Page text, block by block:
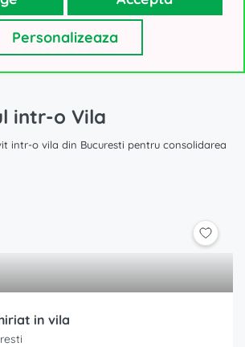
de birouri de inchiriat din Bucuresti
(284 oferte)
intr-o Vila
intr-o vila din Bucuresti pentru consolidarea
in vila
Personalizeaza